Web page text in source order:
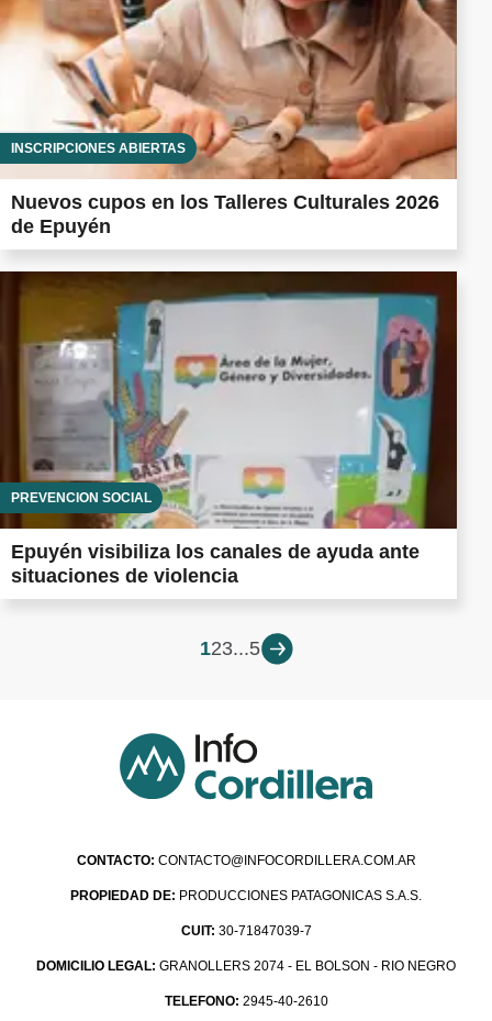
INSCRIPCIONES ABIERTAS
Nuevos cupos en los Talleres Culturales 2026
de Epuyén
PREVENCIÓN SOCIAL
Epuyén visibiliza los canales de ayuda ante
situaciones de violencia
123...5
CONTACTO: CONTACTO@INFOCORDILLERA.COM.AR
PROPIEDAD DE: PRODUCCIONES PATAGONICAS S.A.S.
CUIT: 30-71847039-7
DOMICILIO LEGAL: GRANOLLERS 2074 - EL BOLSON - RIO NEGRO
TELEFONO: 2945-40-2610